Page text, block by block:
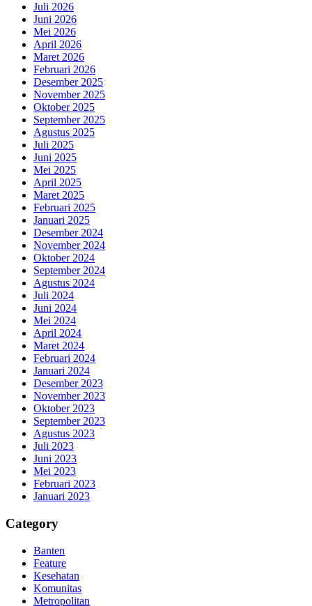
Juli 2026
Juni 2026
Mei 2026
April 2026
Maret 2026
Februari 2026
Desember 2025
November 2025
Oktober 2025
September 2025
Agustus 2025
Juli 2025
Juni 2025
Mei 2025
April 2025
Maret 2025
Februari 2025
Januari 2025
Desember 2024
November 2024
Oktober 2024
September 2024
Agustus 2024
Juli 2024
Juni 2024
Mei 2024
April 2024
Maret 2024
Februari 2024
Januari 2024
Desember 2023
November 2023
Oktober 2023
September 2023
Agustus 2023
Juli 2023
Juni 2023
Mei 2023
Februari 2023
Januari 2023
Category
Banten
Feature
Kesehatan
Komunitas
Metropolitan